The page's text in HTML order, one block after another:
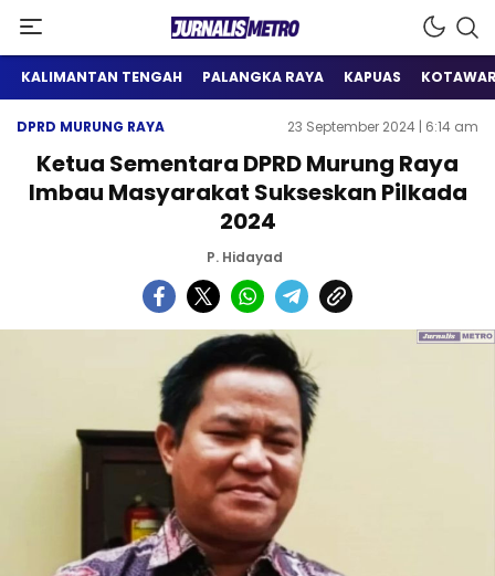
Jurnalis Metro
Satu Wadah Informasi
KALIMANTAN TENGAH PALANGKA RAYA KAPUAS
DPRD MURUNG RAYA 23 September 2024 | 6:14 am
Ketua Sementara DPRD Murung Raya
Imbau Masyarakat Sukseskan Pilkada
2024
P. Hidayad